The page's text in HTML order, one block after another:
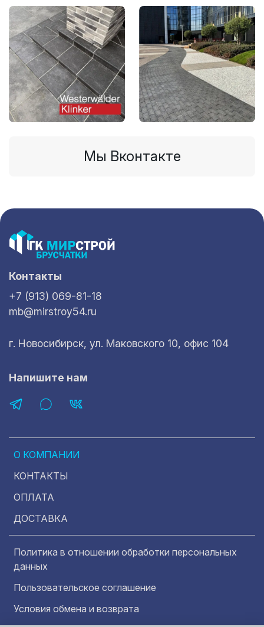
Мы Вконтакте
О КОМПАНИИ
КОНТАКТЫ
ОПЛАТА
ДОСТАВКА
Политика в отношении обработки персональных
данных
Пользовательское соглашение
Условия обмена и возврата
Контакты
+7 (913) 069-81-18
mb@mirstroy54.ru
г. Новосибирск, ул. Маковского 10, офис 104
Напишите нам